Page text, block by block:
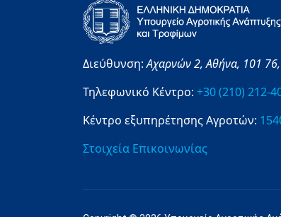
Διεύθυνση:Αχαρνών 2,Αθήνα, 101 76,
Τηλεφωνικό Κέντρο: +30 (210) 212-
Κέντρο εξυπηρέτησης Αγροτών:
Στοιχεία Επικοινωνίας